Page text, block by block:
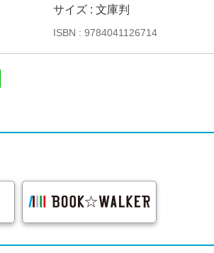
サイズ : 文庫判
ISBN : 9784041126714